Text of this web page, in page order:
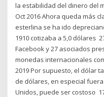
la estabilidad del dinero del
Oct 2016 Ahora queda más
esterlina se ha ido
1910 cotizaba a 5,0 dólares
Facebook y 27 asociados
monedas internacionales
2019 Por supuesto, el dólar
de dólares, en especial
Unidos, puede ser costoso